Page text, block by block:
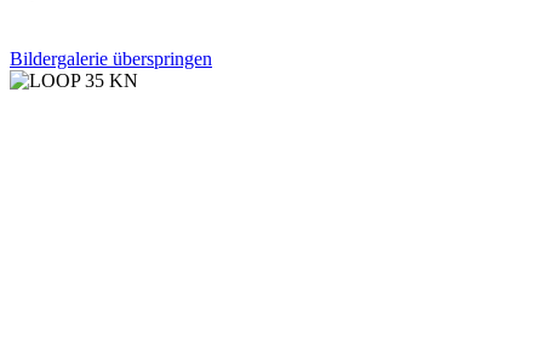
Bildergalerie überspringen